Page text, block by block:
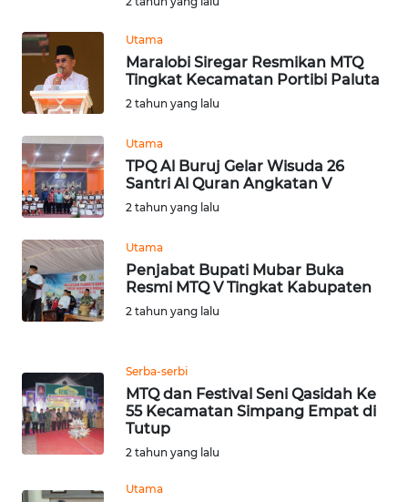
Utama
Maralobi Siregar Resmikan MTQ
Tingkat Kecamatan Portibi Paluta
2 tahun yang lalu
Utama
TPQ Al Buruj Gelar Wisuda 26
Santri Al Quran Angkatan V
2 tahun yang lalu
Utama
Penjabat Bupati Mubar Buka
Resmi MTQ V Tingkat Kabupaten
2 tahun yang lalu
Serba-serbi
MTQ dan Festival Seni Qasidah Ke
55 Kecamatan Simpang Empat di
Tutup
2 tahun yang lalu
Utama
BEKASI
WN
BOGOR
WN
DEPOK
WN
TAPANULI
UTARA
WN
WN
PADANG
LAWAS